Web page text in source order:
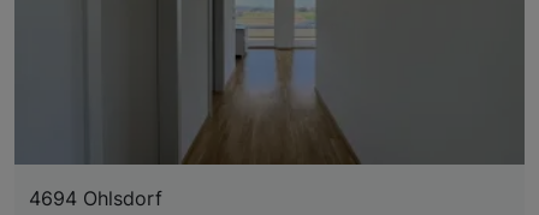
4694 Ohlsdorf